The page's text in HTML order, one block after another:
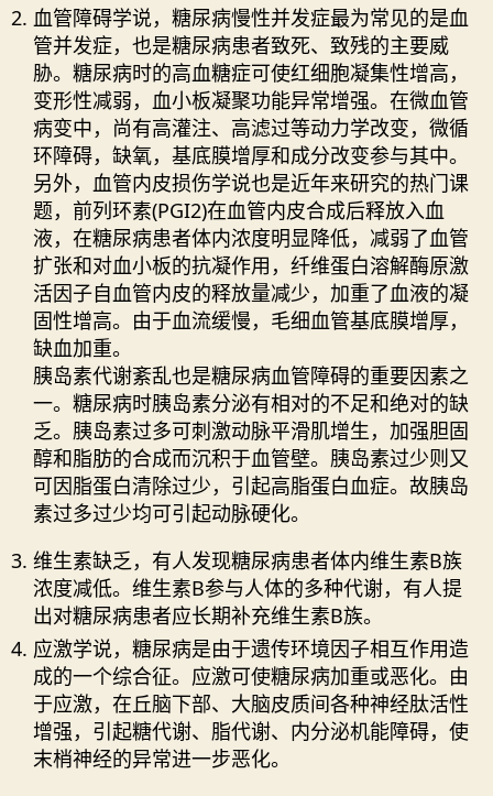
血管障碍学说，糖尿病慢性并发症最为常见的是血
管并发症，也是糖尿病患者致死、致残的主要威
胁。糖尿病时的高血糖症可使红细胞凝集性增高，
变形性减弱，血小板凝聚功能异常增强。在微血管
病变中，尚有高灌注、高滤过等动力学改变，微循
环障碍，缺氧，基底膜增厚和成分改变参与其中。
另外，血管内皮损伤学说也是近年来研究的热门课
题，前列环素(PGI2)在血管内皮合成后释放入血
液，在糖尿病患者体内浓度明显降低，减弱了血管
扩张和对血小板的抗凝作用，纤维蛋白溶解酶原激
活因子自血管内皮的释放量减少，加重了血液的凝
固性增高。由于血流缓慢，毛细血管基底膜增厚，
缺血加重。
胰岛素代谢紊乱也是糖尿病血管障碍的重要因素之
一。糖尿病时胰岛素分泌有相对的不足和绝对的缺
乏。胰岛素过多可刺激动脉平滑肌增生，加强胆固
醇和脂肪的合成而沉积于血管壁。胰岛素过少则又
可因脂蛋白清除过少，引起高脂蛋白血症。故胰岛
素过多过少均可引起动脉硬化。
维生素缺乏，有人发现糖尿病患者体内维生素B族
浓度减低。维生素B参与人体的多种代谢，有人提
出对糖尿病患者应长期补充维生素B族。
应激学说，糖尿病是由于遗传环境因子相互作用造
成的一个综合征。应激可使糖尿病加重或恶化。由
于应激，在丘脑下部、大脑皮质间各种神经肽活性
增强，引起糖代谢、脂代谢、内分泌机能障碍，使
末梢神经的异常进一步恶化。